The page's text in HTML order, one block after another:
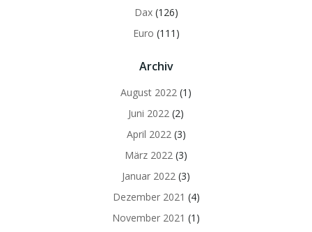
Dax(126)
Euro (111)
Archiv
August 2022 (1)
Juni 2022 (2)
April 2022 (3)
März 2022 (3)
Januar 2022 (3)
Dezember 2021 (4)
November 2021 (1)